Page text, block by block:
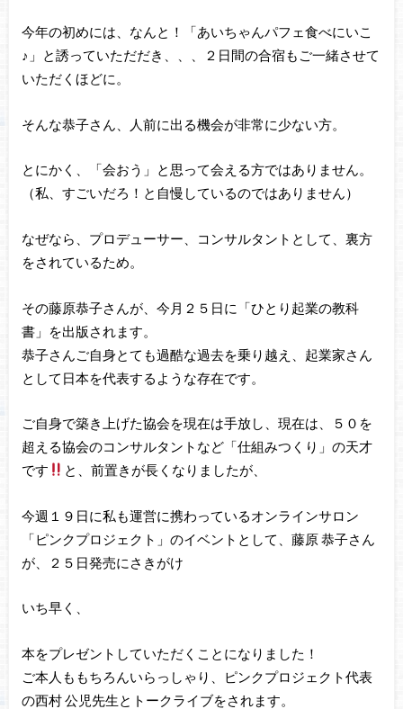
今年の初めには、なんと！「あいちゃんパフェ食べにいこ
♪」と誘っていただだき、、、２日間の合宿もご一緒させて
いただくほどに。
そんな恭子さん、人前に出る機会が非常に少ない方。
とにかく、「会おう」と思って会える方ではありません。
（私、すごいだろ！と自慢しているのではありません）
なぜなら、プロデューサー、コンサルタントとして、裏方
をされているため。
その藤原恭子さんが、今月２５日に「ひとり起業の教科
書」を出版されます。
恭子さんご自身とても過酷な過去を乗り越え、起業家さん
として日本を代表するような存在です。
ご自身で築き上げた協会を現在は手放し、現在は、５０を
超える協会のコンサルタントなど「仕組みつくり」の天才
です
と、前置きが長くなりましたが、
今週１９日に私も運営に携わっているオンラインサロン
「ピンクプロジェクト」のイベントとして、藤原 恭子さん
が、２５日発売にさきがけ
いち早く、
本をプレゼントしていただくことになりました！
ご本人ももちろんいらっしゃり、ピンクプロジェクト代表
の西村 公児先生とトークライブをされます。